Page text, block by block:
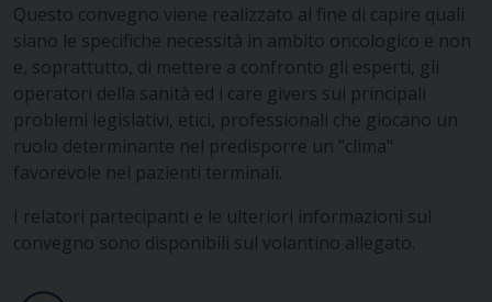
Questo convegno viene realizzato al fine di capire quali
siano le specifiche necessità in ambito oncologico e non
e, soprattutto, di mettere a confronto gli esperti, gli
operatori della sanità ed i care givers sui principali
problemi legislativi, etici, professionali che giocano un
ruolo determinante nel predisporre un "clima"
favorevole nei pazienti terminali.
I relatori partecipanti e le ulteriori informazioni sul
convegno sono disponibili sul volantino allegato.